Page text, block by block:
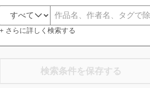
+ さらに詳しく検索する
検索条件を保存する